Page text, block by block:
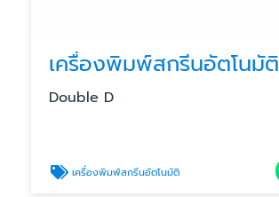
เครื่องพิมพ์สกรีนอัตโนมัติ
Double D
เครื่องพิมพ์สกรีนอัตโนมัติ